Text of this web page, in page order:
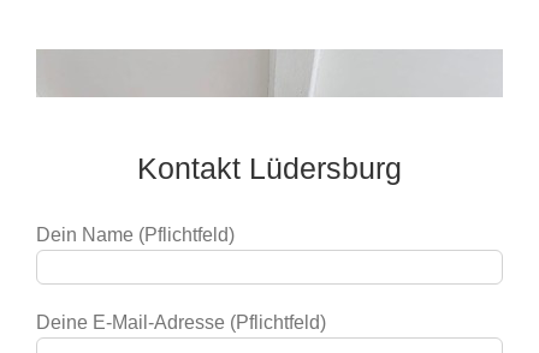
Kontakt Lüdersburg
Dein Name (Pflichtfeld)
Deine E-Mail-Adresse (Pflichtfeld)